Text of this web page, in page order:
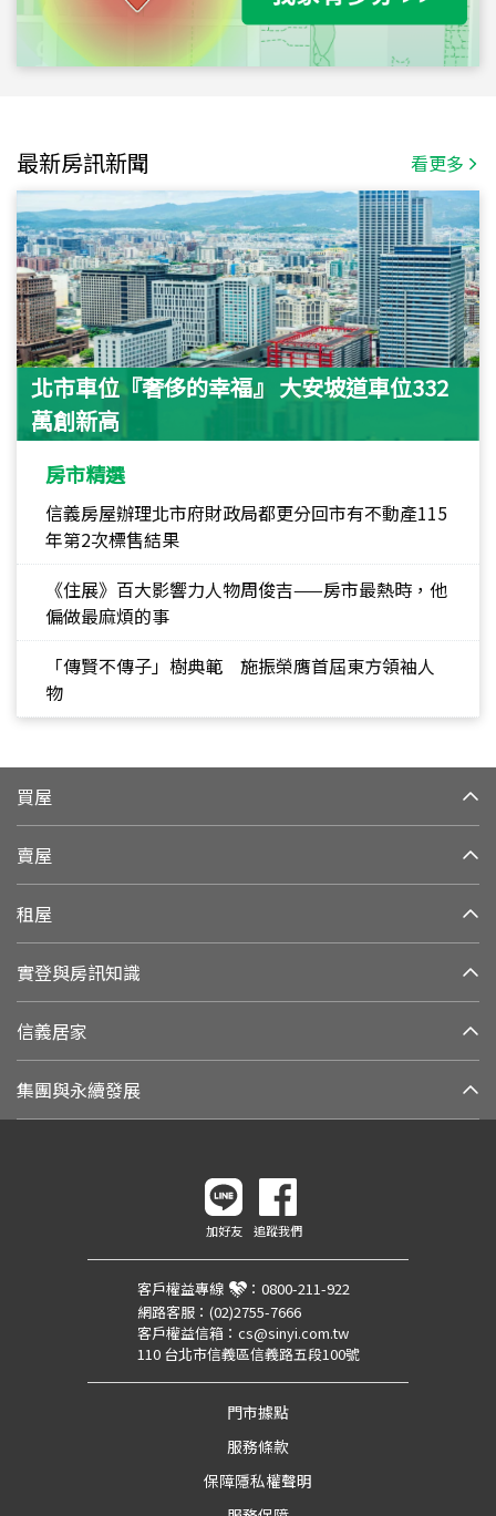
最新房訊新聞 看更多
北市車位『奢侈的幸福』 大安坡道車位332
萬創新高
房市精選
信義房屋辦理北市府財政局都更分回市有不動產115
年第2次標售結果
《住展》百大影響力人物周俊吉——房市最熱時，他
偏做最麻煩的事
「傳賢不傳子」樹典範 施振榮膺首屆東方領袖人
物
買屋
賣屋
租屋
實登與房訊知識
信義居家
集團與永續發展
加好友 追蹤我們
客戶權益專線 ： 0800-211-922
網路客服： (02)2755-7666
客戶權益信箱： cs@sinyi.com.tw
110 台北市信義區信義路五段100號
門市據點
服務條款
保障隱私權聲明